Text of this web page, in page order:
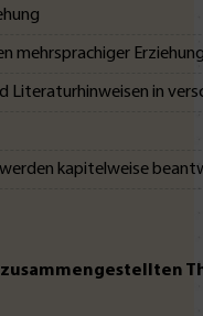
mehrsprachiger
Literaturhinweisen in
werden kapitelweise